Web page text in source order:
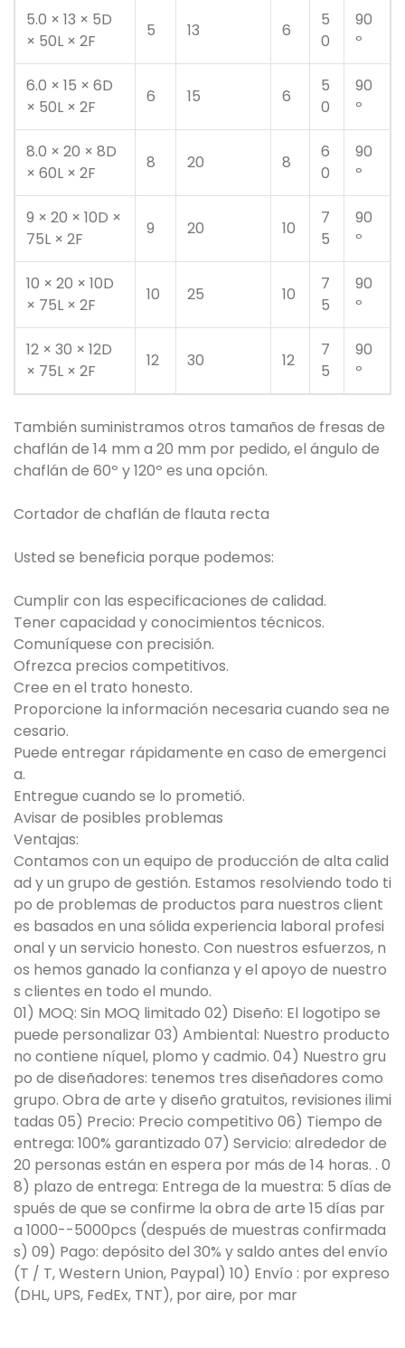
5.0 × 13 × 5D
× 50L × 2F
5 13 6
5
0
90
º
6.0 × 15 × 6D
× 50L × 2F
6 15 6
5
0
90
º
8.0 × 20 × 8D
× 60L × 2F
8 20 8
6
0
90
º
9 × 20 × 10D ×
75L × 2F
9 20 10
7
5
90
º
10 × 20 × 10D
× 75L × 2F
10 25 10
7
5
90
º
12 × 30 × 12D
× 75L × 2F
12 30 12
7
5
90
º
También suministramos otros tamaños de fresas de
chaflán de 14 mm a 20 mm por pedido, el ángulo de
chaflán de 60º y 120º es una opción.
Cortador de chaflán de flauta recta
Usted se beneficia porque podemos:
Cumplir con las especificaciones de calidad.
Tener capacidad y conocimientos técnicos.
Comuníquese con precisión.
Ofrezca precios competitivos.
Cree en el trato honesto.
Proporcione la información necesaria cuando sea ne
cesario.
Puede entregar rápidamente en caso de emergenci
a.
Entregue cuando se lo prometió.
Avisar de posibles problemas
Ventajas:
Contamos con un equipo de producción de alta calid
ad y un grupo de gestión. Estamos resolviendo todo ti
po de problemas de productos para nuestros client
es basados ​​en una sólida experiencia laboral profesi
onal y un servicio honesto. Con nuestros esfuerzos, n
os hemos ganado la confianza y el apoyo de nuestro
s clientes en todo el mundo.
01) MOQ: Sin MOQ limitado 02) Diseño: El logotipo se
puede personalizar 03) Ambiental: Nuestro producto
no contiene níquel, plomo y cadmio. 04) Nuestro gru
po de diseñadores: tenemos tres diseñadores como
grupo. Obra de arte y diseño gratuitos, revisiones ilimi
tadas 05) Precio: Precio competitivo 06) Tiempo de
entrega: 100% garantizado 07) Servicio: alrededor de
20 personas están en espera por más de 14 horas. . 0
8) plazo de entrega: Entrega de la muestra: 5 días de
spués de que se confirme la obra de arte 15 días par
a 1000--5000pcs (después de muestras confirmada
s) 09) Pago: depósito del 30% y saldo antes del envío
(T / T, Western Union, Paypal) 10) Envío : por expreso
(DHL, UPS, FedEx, TNT), por aire, por mar